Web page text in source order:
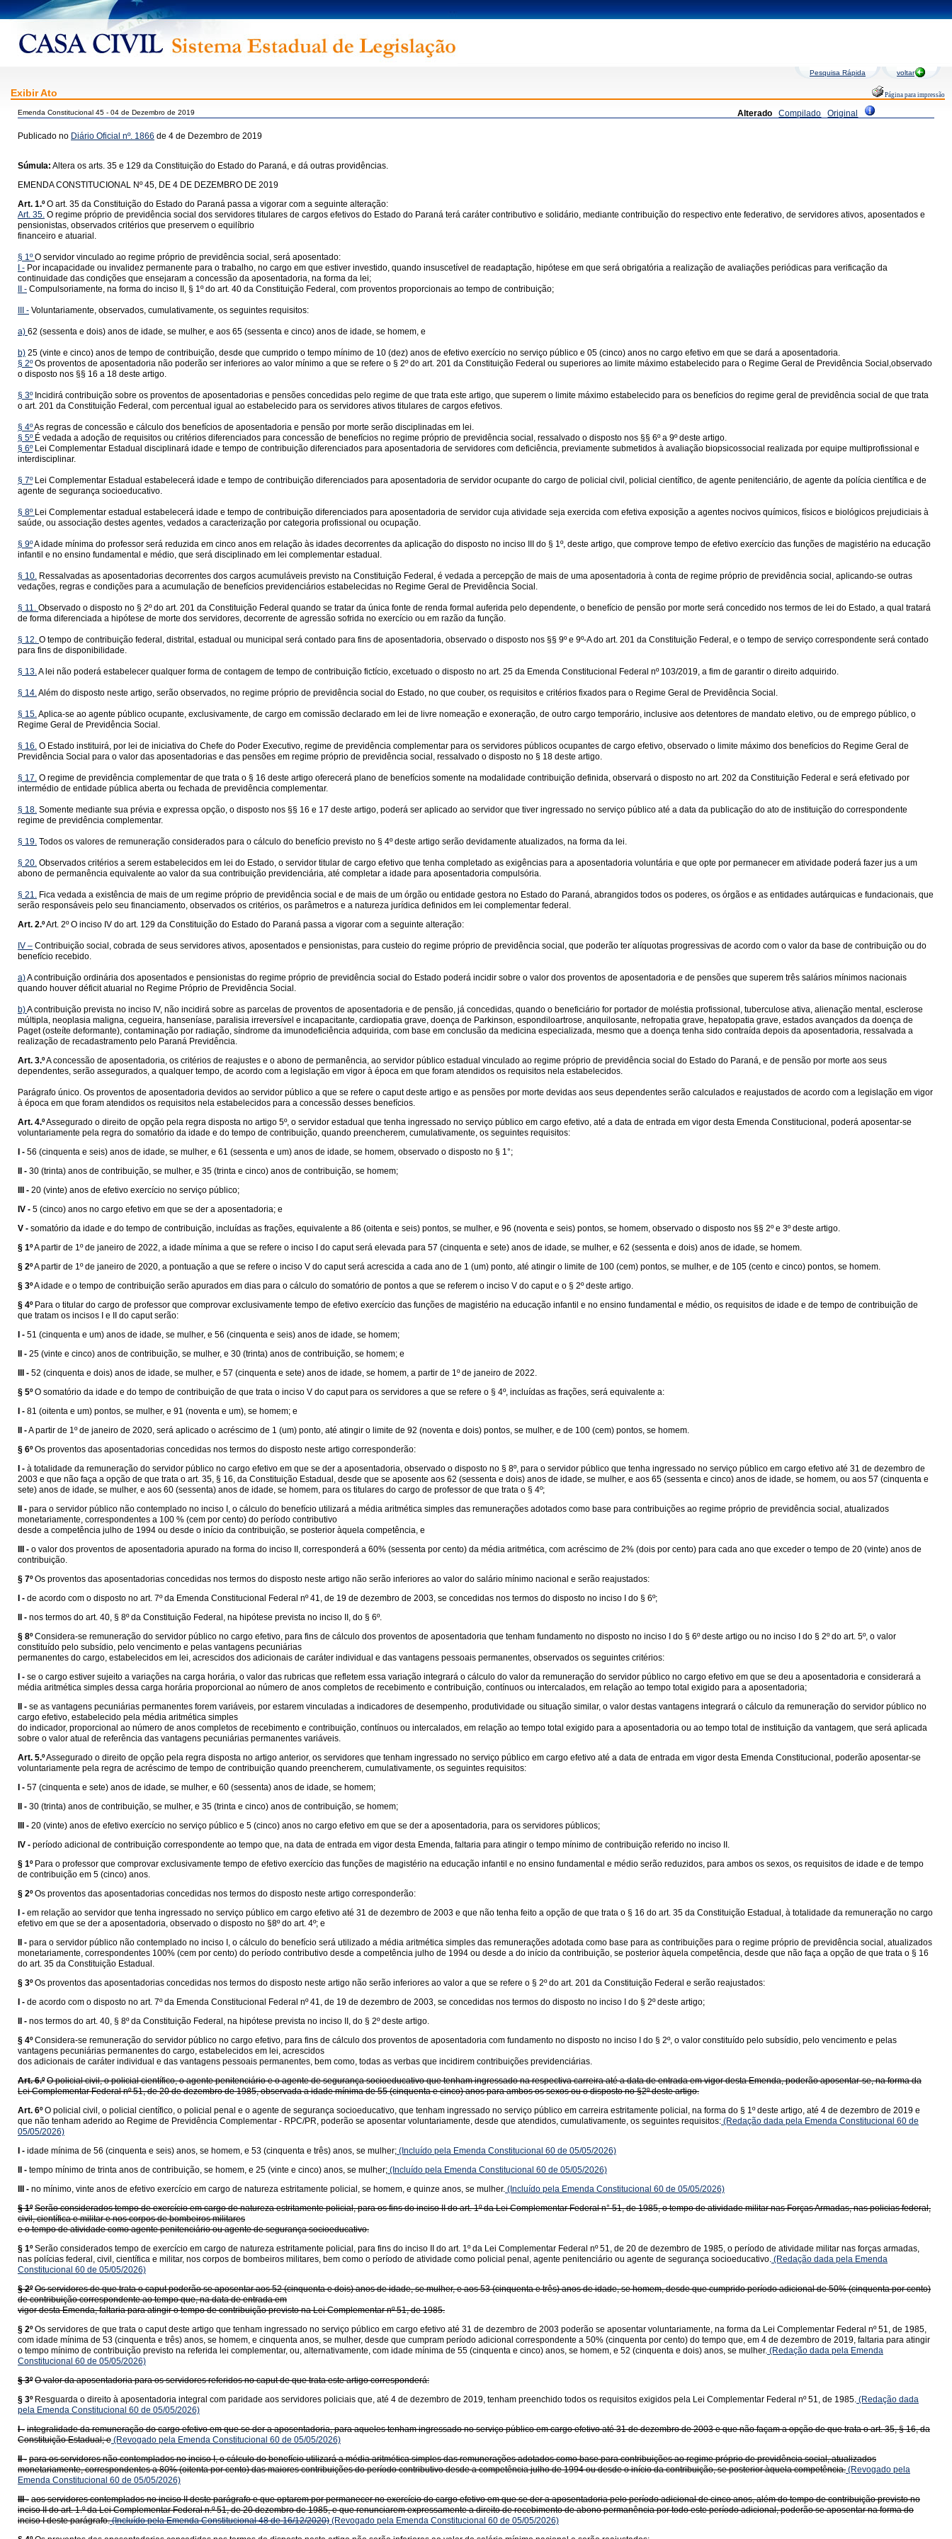
Pesquisa Rápida voltar
Exibir Ato Página para impressão
Alterado Compilado Original
Emenda Constitucional 45 - 04 de Dezembro de 2019
Publicado no Diário Oficial nº. 1866 de 4 de Dezembro de 2019
Súmula: Altera os arts. 35 e 129 da Constituição do Estado do Paraná, e dá outras providências.
EMENDA CONSTITUCIONAL Nº 45, DE 4 DE DEZEMBRO DE 2019
Art. 1.º O art. 35 da Constituição do Estado do Paraná passa a vigorar com a seguinte alteração:
Art. 35. O regime próprio de previdência social dos servidores titulares de cargos efetivos do Estado do Paraná terá caráter contributivo e solidário, mediante contribuição do respectivo ente federativo, de servidores ativos, aposentados e
pensionistas, observados critérios que preservem o equilíbrio
financeiro e atuarial.
§ 1ºO servidor vinculado ao regime próprio de previdência social, será aposentado:
I - Por incapacidade ou invalidez permanente para o trabalho, no cargo em que estiver investido, quando insuscetível de readaptação, hipótese em que será obrigatória a realização de avaliações periódicas para verificação da
continuidade das condições que ensejaram a concessão da aposentadoria, na forma da lei;
II - Compulsoriamente, na forma do inciso II, § 1º do art. 40 da Constituição Federal, com proventos proporcionais ao tempo de contribuição;
III - Voluntariamente, observados, cumulativamente, os seguintes requisitos:
a) 62 (sessenta e dois) anos de idade, se mulher, e aos 65 (sessenta e cinco) anos de idade, se homem, e
b) 25 (vinte e cinco) anos de tempo de contribuição, desde que cumprido o tempo mínimo de 10 (dez) anos de efetivo exercício no serviço público e 05 (cinco) anos no cargo efetivo em que se dará a aposentadoria.
§ 2ºOs proventos de aposentadoria não poderão ser inferiores ao valor mínimo a que se refere o § 2º do art. 201 da Constituição Federal ou superiores ao limite máximo estabelecido para o Regime Geral de Previdência Social,observado
o disposto nos §§ 16 a 18 deste artigo.
§ 3ºIncidirá contribuição sobre os proventos de aposentadorias e pensões concedidas pelo regime de que trata este artigo, que superem o limite máximo estabelecido para os benefícios do regime geral de previdência social de que trata
o art. 201 da Constituição Federal, com percentual igual ao estabelecido para os servidores ativos titulares de cargos efetivos.
§ 4ºAs regras de concessão e cálculo dos benefícios de aposentadoria e pensão por morte serão disciplinadas em lei.
§ 5º É vedada a adoção de requisitos ou critérios diferenciados para concessão de benefícios no regime próprio de previdência social, ressalvado o disposto nos §§ 6º a 9º deste artigo.
§ 6ºLei Complementar Estadual disciplinará idade e tempo de contribuição diferenciados para aposentadoria de servidores com deficiência, previamente submetidos à avaliação biopsicossocial realizada por equipe multiprofissional e
interdisciplinar.
§ 7ºLei Complementar Estadual estabelecerá idade e tempo de contribuição diferenciados para aposentadoria de servidor ocupante do cargo de policial civil, policial científico, de agente penitenciário, de agente da polícia científica e de
agente de segurança socioeducativo.
§ 8º Lei Complementar estadual estabelecerá idade e tempo de contribuição diferenciados para aposentadoria de servidor cuja atividade seja exercida com efetiva exposição a agentes nocivos químicos, físicos e biológicos prejudiciais à
saúde, ou associação destes agentes, vedados a caracterização por categoria profissional ou ocupação.
§ 9ºA idade mínima do professor será reduzida em cinco anos em relação às idades decorrentes da aplicação do disposto no inciso III do § 1º, deste artigo, que comprove tempo de efetivo exercício das funções de magistério na educação
infantil e no ensino fundamental e médio, que será disciplinado em lei complementar estadual.
§ 10. Ressalvadas as aposentadorias decorrentes dos cargos acumuláveis previsto na Constituição Federal, é vedada a percepção de mais de uma aposentadoria à conta de regime próprio de previdência social, aplicando-se outras
vedações, regras e condições para a acumulação de benefícios previdenciários estabelecidas no Regime Geral de Previdência Social.
§ 11. Observado o disposto no § 2º do art. 201 da Constituição Federal quando se tratar da única fonte de renda formal auferida pelo dependente, o benefício de pensão por morte será concedido nos termos de lei do Estado, a qual tratará
de forma diferenciada a hipótese de morte dos servidores, decorrente de agressão sofrida no exercício ou em razão da função.
§ 12. O tempo de contribuição federal, distrital, estadual ou municipal será contado para fins de aposentadoria, observado o disposto nos §§ 9º e 9º-A do art. 201 da Constituição Federal, e o tempo de serviço correspondente será contado
para fins de disponibilidade.
§ 13.A lei não poderá estabelecer qualquer forma de contagem de tempo de contribuição fictício, excetuado o disposto no art. 25 da Emenda Constitucional Federal nº 103/2019, a fim de garantir o direito adquirido.
§ 14.Além do disposto neste artigo, serão observados, no regime próprio de previdência social do Estado, no que couber, os requisitos e critérios fixados para o Regime Geral de Previdência Social.
§ 15.Aplica-se ao agente público ocupante, exclusivamente, de cargo em comissão declarado em lei de livre nomeação e exoneração, de outro cargo temporário, inclusive aos detentores de mandato eletivo, ou de emprego público, o
Regime Geral de Previdência Social.
§ 16. O Estado instituirá, por lei de iniciativa do Chefe do Poder Executivo, regime de previdência complementar para os servidores públicos ocupantes de cargo efetivo, observado o limite máximo dos benefícios do Regime Geral de
Previdência Social para o valor das aposentadorias e das pensões em regime próprio de previdência social, ressalvado o disposto no § 18 deste artigo.
§ 17. O regime de previdência complementar de que trata o § 16 deste artigo oferecerá plano de benefícios somente na modalidade contribuição definida, observará o disposto no art. 202 da Constituição Federal e será efetivado por
intermédio de entidade pública aberta ou fechada de previdência complementar.
§ 18. Somente mediante sua prévia e expressa opção, o disposto nos §§ 16 e 17 deste artigo, poderá ser aplicado ao servidor que tiver ingressado no serviço público até a data da publicação do ato de instituição do correspondente
regime de previdência complementar.
§ 19. Todos os valores de remuneração considerados para o cálculo do benefício previsto no § 4º deste artigo serão devidamente atualizados, na forma da lei.
§ 20. Observados critérios a serem estabelecidos em lei do Estado, o servidor titular de cargo efetivo que tenha completado as exigências para a aposentadoria voluntária e que opte por permanecer em atividade poderá fazer jus a um
abono de permanência equivalente ao valor da sua contribuição previdenciária, até completar a idade para aposentadoria compulsória.
§ 21. Fica vedada a existência de mais de um regime próprio de previdência social e de mais de um órgão ou entidade gestora no Estado do Paraná, abrangidos todos os poderes, os órgãos e as entidades autárquicas e fundacionais, que
serão responsáveis pelo seu financiamento, observados os critérios, os parâmetros e a natureza jurídica definidos em lei complementar federal.
Art. 2.ºArt. 2º O inciso IV do art. 129 da Constituição do Estado do Paraná passa a vigorar com a seguinte alteração:
IV – Contribuição social, cobrada de seus servidores ativos, aposentados e pensionistas, para custeio do regime próprio de previdência social, que poderão ter alíquotas progressivas de acordo com o valor da base de contribuição ou do
benefício recebido.
a)A contribuição ordinária dos aposentados e pensionistas do regime próprio de previdência social do Estado poderá incidir sobre o valor dos proventos de aposentadoria e de pensões que superem três salários mínimos nacionais
quando houver déficit atuarial no Regime Próprio de Previdência Social.
b)A contribuição prevista no inciso IV, não incidirá sobre as parcelas de proventos de aposentadoria e de pensão, já concedidas, quando o beneficiário for portador de moléstia profissional, tuberculose ativa, alienação mental, esclerose
múltipla, neoplasia maligna, cegueira, hanseníase, paralisia irreversível e incapacitante, cardiopatia grave, doença de Parkinson, espondiloartrose, anquilosante, nefropatia grave, hepatopatia grave, estados avançados da doença de
Paget (osteíte deformante), contaminação por radiação, síndrome da imunodeficiência adquirida, com base em conclusão da medicina especializada, mesmo que a doença tenha sido contraída depois da aposentadoria, ressalvada a
realização de recadastramento pelo Paraná Previdência.
Art. 3.ºA concessão de aposentadoria, os critérios de reajustes e o abono de permanência, ao servidor público estadual vinculado ao regime próprio de previdência social do Estado do Paraná, e de pensão por morte aos seus
dependentes, serão assegurados, a qualquer tempo, de acordo com a legislação em vigor à época em que foram atendidos os requisitos nela estabelecidos.
Parágrafo único. Os proventos de aposentadoria devidos ao servidor público a que se refere o caput deste artigo e as pensões por morte devidas aos seus dependentes serão calculados e reajustados de acordo com a legislação em vigor
à época em que foram atendidos os requisitos nela estabelecidos para a concessão desses benefícios.
Art. 4.ºAssegurado o direito de opção pela regra disposta no artigo 5º, o servidor estadual que tenha ingressado no serviço público em cargo efetivo, até a data de entrada em vigor desta Emenda Constitucional, poderá aposentar-se
voluntariamente pela regra do somatório da idade e do tempo de contribuição, quando preencherem, cumulativamente, os seguintes requisitos:
I - 56 (cinquenta e seis) anos de idade, se mulher, e 61 (sessenta e um) anos de idade, se homem, observado o disposto no § 1°;
II - 30 (trinta) anos de contribuição, se mulher, e 35 (trinta e cinco) anos de contribuição, se homem;
III - 20 (vinte) anos de efetivo exercício no serviço público;
IV - 5 (cinco) anos no cargo efetivo em que se der a aposentadoria; e
V - somatório da idade e do tempo de contribuição, incluídas as frações, equivalente a 86 (oitenta e seis) pontos, se mulher, e 96 (noventa e seis) pontos, se homem, observado o disposto nos §§ 2º e 3º deste artigo.
§ 1ºA partir de 1º de janeiro de 2022, a idade mínima a que se refere o inciso I do caput será elevada para 57 (cinquenta e sete) anos de idade, se mulher, e 62 (sessenta e dois) anos de idade, se homem.
§ 2ºA partir de 1º de janeiro de 2020, a pontuação a que se refere o inciso V do caput será acrescida a cada ano de 1 (um) ponto, até atingir o limite de 100 (cem) pontos, se mulher, e de 105 (cento e cinco) pontos, se homem.
§ 3ºA idade e o tempo de contribuição serão apurados em dias para o cálculo do somatório de pontos a que se referem o inciso V do caput e o § 2º deste artigo.
§ 4º Para o titular do cargo de professor que comprovar exclusivamente tempo de efetivo exercício das funções de magistério na educação infantil e no ensino fundamental e médio, os requisitos de idade e de tempo de contribuição de
que tratam os incisos I e II do caput serão:
I - 51 (cinquenta e um) anos de idade, se mulher, e 56 (cinquenta e seis) anos de idade, se homem;
II - 25 (vinte e cinco) anos de contribuição, se mulher, e 30 (trinta) anos de contribuição, se homem; e
III - 52 (cinquenta e dois) anos de idade, se mulher, e 57 (cinquenta e sete) anos de idade, se homem, a partir de 1º de janeiro de 2022.
§ 5º O somatório da idade e do tempo de contribuição de que trata o inciso V do caput para os servidores a que se refere o § 4º, incluídas as frações, será equivalente a:
I - 81 (oitenta e um) pontos, se mulher, e 91 (noventa e um), se homem; e
II -A partir de 1º de janeiro de 2020, será aplicado o acréscimo de 1 (um) ponto, até atingir o limite de 92 (noventa e dois) pontos, se mulher, e de 100 (cem) pontos, se homem.
§ 6º Os proventos das aposentadorias concedidas nos termos do disposto neste artigo corresponderão:
I - à totalidade da remuneração do servidor público no cargo efetivo em que se der a aposentadoria, observado o disposto no § 8º, para o servidor público que tenha ingressado no serviço público em cargo efetivo até 31 de dezembro de
2003 e que não faça a opção de que trata o art. 35, § 16, da Constituição Estadual, desde que se aposente aos 62 (sessenta e dois) anos de idade, se mulher, e aos 65 (sessenta e cinco) anos de idade, se homem, ou aos 57 (cinquenta e
sete) anos de idade, se mulher, e aos 60 (sessenta) anos de idade, se homem, para os titulares do cargo de professor de que trata o § 4º;
II - para o servidor público não contemplado no inciso I, o cálculo do benefício utilizará a média aritmética simples das remunerações adotados como base para contribuições ao regime próprio de previdência social, atualizados
monetariamente, correspondentes a 100 % (cem por cento) do período contributivo
desde a competência julho de 1994 ou desde o início da contribuição, se posterior àquela competência, e
III - o valor dos proventos de aposentadoria apurado na forma do inciso II, corresponderá a 60% (sessenta por cento) da média aritmética, com acréscimo de 2% (dois por cento) para cada ano que exceder o tempo de 20 (vinte) anos de
contribuição.
§ 7º Os proventos das aposentadorias concedidas nos termos do disposto neste artigo não serão inferiores ao valor do salário mínimo nacional e serão reajustados:
I - de acordo com o disposto no art. 7º da Emenda Constitucional Federal nº 41, de 19 de dezembro de 2003, se concedidas nos termos do disposto no inciso I do § 6º;
II - nos termos do art. 40, § 8º da Constituição Federal, na hipótese prevista no inciso II, do § 6º.
§ 8º Considera-se remuneração do servidor público no cargo efetivo, para fins de cálculo dos proventos de aposentadoria que tenham fundamento no disposto no inciso I do § 6º deste artigo ou no inciso I do § 2º do art. 5º, o valor
constituído pelo subsídio, pelo vencimento e pelas vantagens pecuniárias
permanentes do cargo, estabelecidos em lei, acrescidos dos adicionais de caráter individual e das vantagens pessoais permanentes, observados os seguintes critérios:
I - se o cargo estiver sujeito a variações na carga horária, o valor das rubricas que refletem essa variação integrará o cálculo do valor da remuneração do servidor público no cargo efetivo em que se deu a aposentadoria e considerará a
média aritmética simples dessa carga horária proporcional ao número de anos completos de recebimento e contribuição, contínuos ou intercalados, em relação ao tempo total exigido para a aposentadoria;
II - se as vantagens pecuniárias permanentes forem variáveis, por estarem vinculadas a indicadores de desempenho, produtividade ou situação similar, o valor destas vantagens integrará o cálculo da remuneração do servidor público no
cargo efetivo, estabelecido pela média aritmética simples
do indicador, proporcional ao número de anos completos de recebimento e contribuição, contínuos ou intercalados, em relação ao tempo total exigido para a aposentadoria ou ao tempo total de instituição da vantagem, que será aplicada
sobre o valor atual de referência das vantagens pecuniárias permanentes variáveis.
Art. 5.ºAssegurado o direito de opção pela regra disposta no artigo anterior, os servidores que tenham ingressado no serviço público em cargo efetivo até a data de entrada em vigor desta Emenda Constitucional, poderão aposentar-se
voluntariamente pela regra de acréscimo de tempo de contribuição quando preencherem, cumulativamente, os seguintes requisitos:
I - 57 (cinquenta e sete) anos de idade, se mulher, e 60 (sessenta) anos de idade, se homem;
II - 30 (trinta) anos de contribuição, se mulher, e 35 (trinta e cinco) anos de contribuição, se homem;
III - 20 (vinte) anos de efetivo exercício no serviço público e 5 (cinco) anos no cargo efetivo em que se der a aposentadoria, para os servidores públicos;
IV - período adicional de contribuição correspondente ao tempo que, na data de entrada em vigor desta Emenda, faltaria para atingir o tempo mínimo de contribuição referido no inciso II.
§ 1º Para o professor que comprovar exclusivamente tempo de efetivo exercício das funções de magistério na educação infantil e no ensino fundamental e médio serão reduzidos, para ambos os sexos, os requisitos de idade e de tempo
de contribuição em 5 (cinco) anos.
§ 2º Os proventos das aposentadorias concedidas nos termos do disposto neste artigo corresponderão:
I - em relação ao servidor que tenha ingressado no serviço público em cargo efetivo até 31 de dezembro de 2003 e que não tenha feito a opção de que trata o § 16 do art. 35 da Constituição Estadual, à totalidade da remuneração no cargo
efetivo em que se der a aposentadoria, observado o disposto no §8º do art. 4º; e
II - para o servidor público não contemplado no inciso I, o cálculo do benefício será utilizado a média aritmética simples das remunerações adotada como base para as contribuições para o regime próprio de previdência social, atualizados
monetariamente, correspondentes 100% (cem por cento) do período contributivo desde a competência julho de 1994 ou desde a do início da contribuição, se posterior àquela competência, desde que não faça a opção de que trata o § 16
do art. 35 da Constituição Estadual.
§ 3º Os proventos das aposentadorias concedidas nos termos do disposto neste artigo não serão inferiores ao valor a que se refere o § 2º do art. 201 da Constituição Federal e serão reajustados:
I - de acordo com o disposto no art. 7º da Emenda Constitucional Federal nº 41, de 19 de dezembro de 2003, se concedidas nos termos do disposto no inciso I do § 2º deste artigo;
II - nos termos do art. 40, § 8º da Constituição Federal, na hipótese prevista no inciso II, do § 2º deste artigo.
§ 4º Considera-se remuneração do servidor público no cargo efetivo, para fins de cálculo dos proventos de aposentadoria com fundamento no disposto no inciso I do § 2º, o valor constituído pelo subsídio, pelo vencimento e pelas
vantagens pecuniárias permanentes do cargo, estabelecidos em lei, acrescidos
dos adicionais de caráter individual e das vantagens pessoais permanentes, bem como, todas as verbas que incidirem contribuições previdenciárias.
Art. 6.º O policial civil, o policial científico, o agente penitenciário e o agente de segurança socioeducativo que tenham ingressado na respectiva carreira até a data de entrada em vigor desta Emenda, poderão aposentar-se, na forma da
Lei Complementar Federal nº 51, de 20 de dezembro de 1985, observada a idade mínima de 55 (cinquenta e cinco) anos para ambos os sexos ou o disposto no §2º deste artigo.
Art. 6º O policial civil, o policial científico, o policial penal e o agente de segurança socioeducativo, que tenham ingressado no serviço público em carreira estritamente policial, na forma do § 1º deste artigo, até 4 de dezembro de 2019 e
que não tenham aderido ao Regime de Previdência Complementar - RPC/PR, poderão se aposentar voluntariamente, desde que atendidos, cumulativamente, os seguintes requisitos: (Redação dada pela Emenda Constitucional 60 de
05/05/2026)
I - idade mínima de 56 (cinquenta e seis) anos, se homem, e 53 (cinquenta e três) anos, se mulher; (Incluído pela Emenda Constitucional 60 de 05/05/2026)
II - tempo mínimo de trinta anos de contribuição, se homem, e 25 (vinte e cinco) anos, se mulher; (Incluído pela Emenda Constitucional 60 de 05/05/2026)
III - no mínimo, vinte anos de efetivo exercício em cargo de natureza estritamente policial, se homem, e quinze anos, se mulher. (Incluído pela Emenda Constitucional 60 de 05/05/2026)
§ 1º Serão considerados tempo de exercício em cargo de natureza estritamente policial, para os fins do inciso II do art. 1º da Lei Complementar Federal n° 51, de 1985, o tempo de atividade militar nas Forças Armadas, nas policias federal,
civil, científica e militar e nos corpos de bombeiros militares
e o tempo de atividade como agente penitenciário ou agente de segurança socioeducativo.
§ 1º Serão considerados tempo de exercício em cargo de natureza estritamente policial, para fins do inciso II do art. 1º da Lei Complementar Federal nº 51, de 20 de dezembro de 1985, o período de atividade militar nas forças armadas,
nas polícias federal, civil, científica e militar, nos corpos de bombeiros militares, bem como o período de atividade como policial penal, agente penitenciário ou agente de segurança socioeducativo. (Redação dada pela Emenda
Constitucional 60 de 05/05/2026)
§ 2º Os servidores de que trata o caput poderão se aposentar aos 52 (cinquenta e dois) anos de idade, se mulher, e aos 53 (cinquenta e três) anos de idade, se homem, desde que cumprido período adicional de 50% (cinquenta por cento)
de contribuição correspondente ao tempo que, na data de entrada em
vigor desta Emenda, faltaria para atingir o tempo de contribuição previsto na Lei Complementar nº 51, de 1985.
§ 2º Os servidores de que trata o caput deste artigo que tenham ingressado no serviço público em cargo efetivo até 31 de dezembro de 2003 poderão se aposentar voluntariamente, na forma da Lei Complementar Federal nº 51, de 1985,
com idade mínima de 53 (cinquenta e três) anos, se homem, e cinquenta anos, se mulher, desde que cumpram período adicional correspondente a 50% (cinquenta por cento) do tempo que, em 4 de dezembro de 2019, faltaria para atingir
o tempo mínimo de contribuição previsto na referida lei complementar, ou, alternativamente, com idade mínima de 55 (cinquenta e cinco) anos, se homem, e 52 (cinquenta e dois) anos, se mulher. (Redação dada pela Emenda
Constitucional 60 de 05/05/2026)
§ 3º O valor da aposentadoria para os servidores referidos no caput de que trata este artigo corresponderá:
§ 3º Resguarda o direito à aposentadoria integral com paridade aos servidores policiais que, até 4 de dezembro de 2019, tenham preenchido todos os requisitos exigidos pela Lei Complementar Federal nº 51, de 1985. (Redação dada
pela Emenda Constitucional 60 de 05/05/2026)
I - integralidade da remuneração do cargo efetivo em que se der a aposentadoria, para aqueles tenham ingressado no serviço público em cargo efetivo até 31 de dezembro de 2003 e que não façam a opção de que trata o art. 35, § 16, da
Constituição Estadual; e (Revogado pela Emenda Constitucional 60 de 05/05/2026)
II - para os servidores não contemplados no inciso I, o cálculo do benefício utilizará a média aritmética simples das remunerações adotados como base para contribuições ao regime próprio de previdência social, atualizados
monetariamente, correspondentes a 80% (oitenta por cento) das maiores contribuições do período contributivo desde a competência julho de 1994 ou desde o início da contribuição, se posterior àquela competência. (Revogado pela
Emenda Constitucional 60 de 05/05/2026)
III - aos servidores contemplados no inciso II deste parágrafo e que optarem por permanecer no exercício do cargo efetivo em que se der a aposentadoria pelo período adicional de cinco anos, além do tempo de contribuição previsto no
inciso II do art. 1.º da Lei Complementar Federal n.º 51, de 20 dezembro de 1985, e que renunciarem expressamente a direito de recebimento de abono permanência por todo este período adicional, poderão se aposentar na forma do
inciso I deste parágrafo.(Incluído pela Emenda Constitucional 48 de 16/12/2020) (Revogado pela Emenda Constitucional 60 de 05/05/2026)